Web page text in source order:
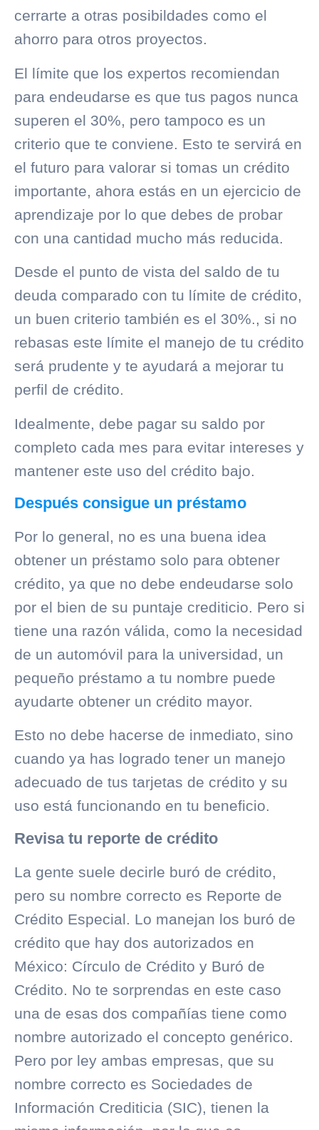
cerrarte a otras posibildades como el
ahorro para otros proyectos.
El límite que los expertos recomiendan
para endeudarse es que tus pagos nunca
superen el 30%, pero tampoco es un
criterio que te conviene. Esto te servirá en
el futuro para valorar si tomas un crédito
importante, ahora estás en un ejercicio de
aprendizaje por lo que debes de probar
con una cantidad mucho más reducida.
Desde el punto de vista del saldo de tu
deuda comparado con tu límite de crédito,
un buen criterio también es el 30%., si no
rebasas este límite el manejo de tu crédito
será prudente y te ayudará a mejorar tu
perfil de crédito.
Idealmente, debe pagar su saldo por
completo cada mes para evitar intereses y
mantener este uso del crédito bajo.
Después consigue un préstamo
Por lo general, no es una buena idea
obtener un préstamo solo para obtener
crédito, ya que no debe endeudarse solo
por el bien de su puntaje crediticio. Pero si
tiene una razón válida, como la necesidad
de un automóvil para la universidad, un
pequeño préstamo a tu nombre puede
ayudarte obtener un crédito mayor.
Esto no debe hacerse de inmediato, sino
cuando ya has logrado tener un manejo
adecuado de tus tarjetas de crédito y su
uso está funcionando en tu beneficio.
Revisa tu reporte de crédito
La gente suele decirle buró de crédito,
pero su nombre correcto es Reporte de
Crédito Especial. Lo manejan los buró de
crédito que hay dos autorizados en
México: Círculo de Crédito y Buró de
Crédito. No te sorprendas en este caso
una de esas dos compañías tiene como
nombre autorizado el concepto genérico.
Pero por ley ambas empresas, que su
nombre correcto es Sociedades de
Información Crediticia (SIC), tienen la